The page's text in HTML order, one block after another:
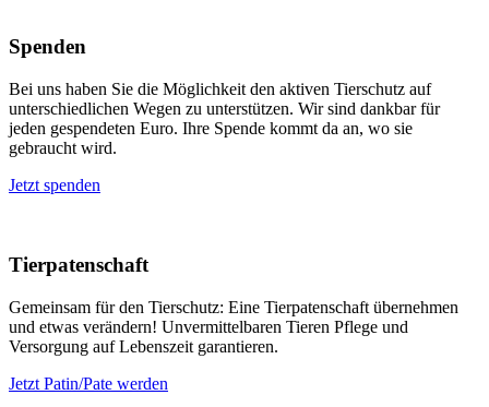
Spenden
Bei uns haben Sie die Möglichkeit den aktiven Tierschutz auf
unterschiedlichen Wegen zu unterstützen. Wir sind dankbar für
jeden gespendeten Euro. Ihre Spende kommt da an, wo sie
gebraucht wird.
Jetzt spenden
Tierpatenschaft
Gemeinsam für den Tierschutz: Eine Tierpatenschaft übernehmen
und etwas verändern! Unvermittelbaren Tieren Pflege und
Versorgung auf Lebenszeit garantieren.
Jetzt Patin/Pate werden